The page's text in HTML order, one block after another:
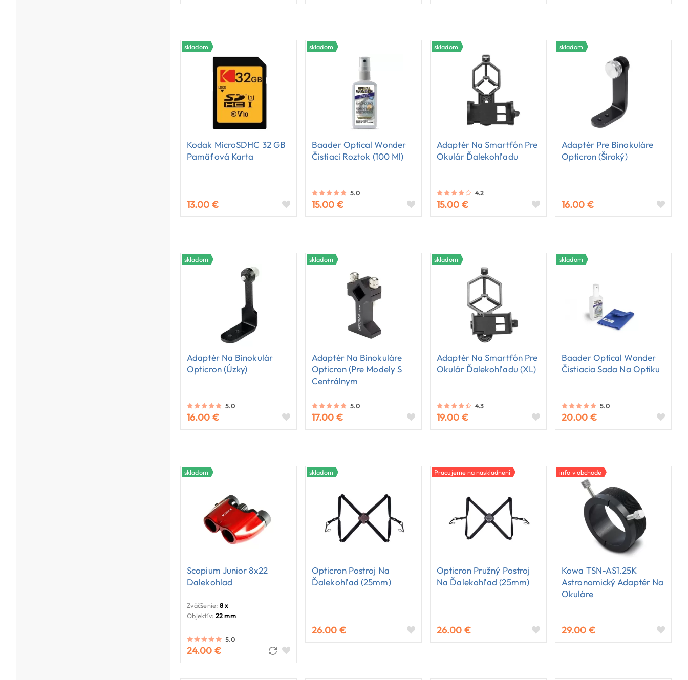
skladom
Kodak MicroSDHC 32 GB
Pamäťová Karta
13.00 €
skladom
Baader Optical Wonder
Čistiaci Roztok (100 Ml)
5.0
15.00 €
skladom
Adaptér Na Smartfón Pre
Okulár Ďalekohľadu
4.2
15.00 €
skladom
Adaptér Pre Binokuláre
Opticron (široký)
16.00 €
skladom
Adaptér Na Binokulár
Opticron (úzky)
5.0
16.00 €
skladom
Adaptér Na Binokuláre
Opticron (pre Modely S
Centrálnym
5.0
17.00 €
skladom
Adaptér Na Smartfón Pre
Okulár Ďalekohľadu (XL)
4.3
19.00 €
skladom
Baader Optical Wonder
Čistiacia Sada Na Optiku
5.0
20.00 €
skladom
Scopium Junior 8x22
Dalekohlad
Zväčšenie: 8 x
Objektív: 22 mm
5.0
24.00 €
skladom
Opticron Postroj Na
Ďalekohľad (25mm)
26.00 €
Pracujeme na naskladnení
Opticron Pružný Postroj
Na Ďalekohľad (25mm)
26.00 €
info v obchode
Kowa TSN-AS1.25K
Astronomický Adaptér Na
Okuláre
29.00 €